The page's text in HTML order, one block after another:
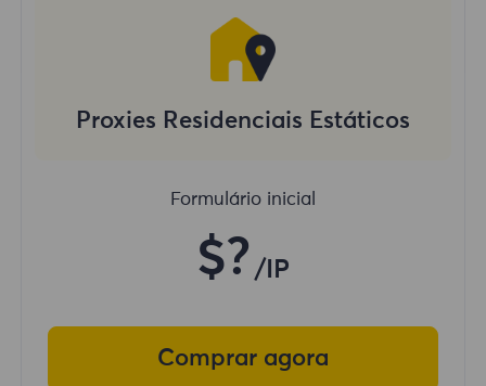
Proxies Residenciais Estáticos
Formulário inicial
$? /IP
Comprar agora